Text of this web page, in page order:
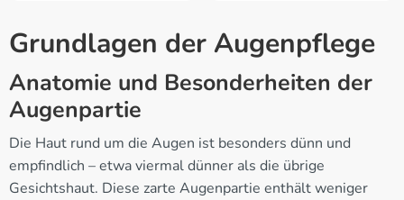
Grundlagen der Augenpflege
Anatomie und Besonderheiten der
Augenpartie
Die Haut rund um die Augen ist besonders dünn und
empfindlich – etwa viermal dünner als die übrige
Gesichtshaut. Diese zarte Augenpartie enthält weniger